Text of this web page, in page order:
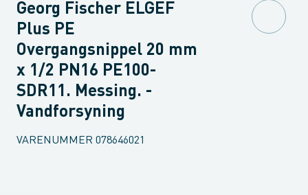
Georg Fischer ELGEF
Plus PE
Overgangsnippel 20 mm
x 1/2 PN16 PE100-
SDR11. Messing. -
Vandforsyning
VARENUMMER 078646021